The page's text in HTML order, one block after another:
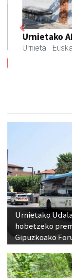
Urnietako
Urnieta -
Previous
Urnietako
hobetzeko
Gipuzkoako